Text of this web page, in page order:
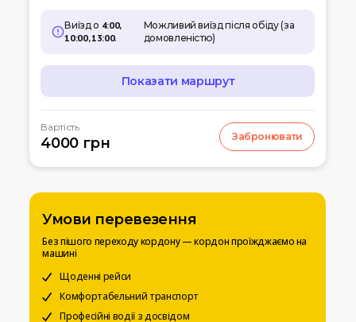
Виїзд о 4:00,
10:00, 13:00.
Можливий виїзд після обіду (за
домовленістю)
Показати маршрут
07:00 Кишинів
м.Кишинів, аеропорт
Вул. Леваневського
15:00Київ
Вокзальна пл. 4
Вартість
4000 грн Забронювати
Умови перевезення
Без пішого переходу кордону — кордон проїжджаємо на
машині
Щоденні рейси
Комфортабельний транспорт
Професійні водії з досвідом